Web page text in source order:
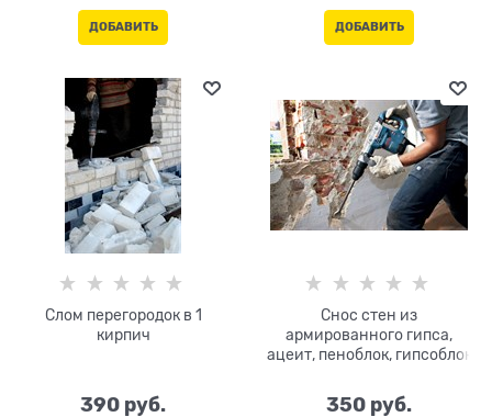
ДОБАВИТЬ ДОБАВИТЬ
Слом перегородок в 1
кирпич
390 руб.
Снос стен из
армированного гипса,
ацеит, пеноблок, гипсоблок
350 руб.